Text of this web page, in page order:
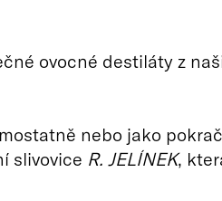
ovocné destiláty z
nebo jako
slivovice R. JELÍNEK,